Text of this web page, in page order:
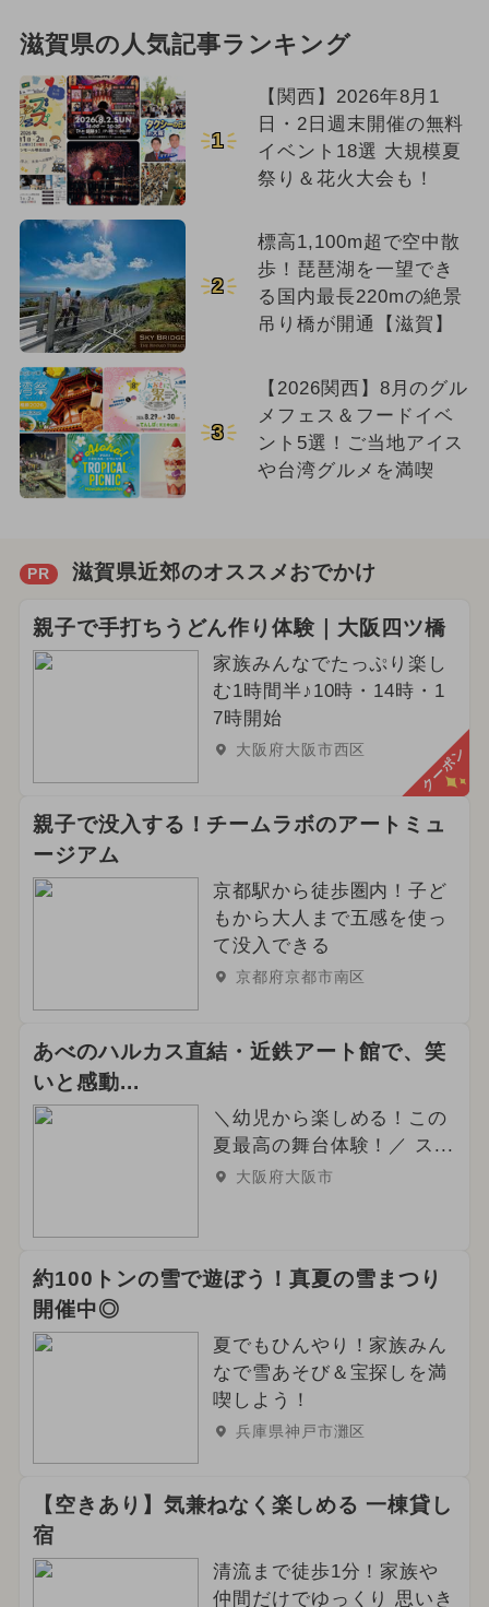
滋賀県の人気記事ランキング
1
【関西】2026年8月1
日・2日週末開催の無料
イベント18選 大規模夏
祭り＆花火大会も！
2
標高1,100m超で空中散
歩！琵琶湖を一望でき
る国内最長220mの絶景
吊り橋が開通【滋賀】
3
【2026関西】8月のグル
メフェス＆フードイベ
ント5選！ご当地アイス
や台湾グルメを満喫
PR 滋賀県近郊のオススメおでかけ
親子で手打ちうどん作り体験｜大阪四ツ橋
家族みんなでたっぷり楽し
む1時間半♪10時・14時・1
7時開始
大阪府大阪市西区 クーポン
親子で没入する！チームラボのアートミュ
ージアム
京都駅から徒歩圏内！子ど
もから大人まで五感を使っ
て没入できる
京都府京都市南区
あべのハルカス直結・近鉄アート館で、笑
いと感動...
＼幼児から楽しめる！この
夏最高の舞台体験！／ ス...
大阪府大阪市
約100トンの雪で遊ぼう！真夏の雪まつり
開催中◎
夏でもひんやり！家族みん
なで雪あそび＆宝探しを満
喫しよう！
兵庫県神戸市灘区
【空きあり】気兼ねなく楽しめる 一棟貸し
宿
清流まで徒歩1分！家族や
仲間だけでゆっくり 思いき